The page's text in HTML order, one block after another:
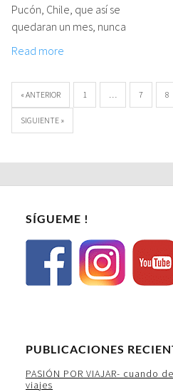
Pucón, Chile, que así se
quedaran un mes, nunca
Read more
« ANTERIOR 1 7 8
SIGUIENTE »
SÍGUEME !
PUBLICACIONES
PASIÓN POR VIAJAR- cuando
viajes